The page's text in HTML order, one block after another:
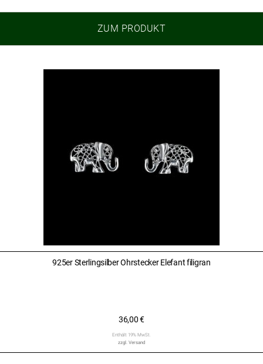
ZUM PRODUKT
925er Sterlingsilber Ohrstecker Elefant filigran
36,00€
Enthält 19% MwSt.
zzgl. Versand